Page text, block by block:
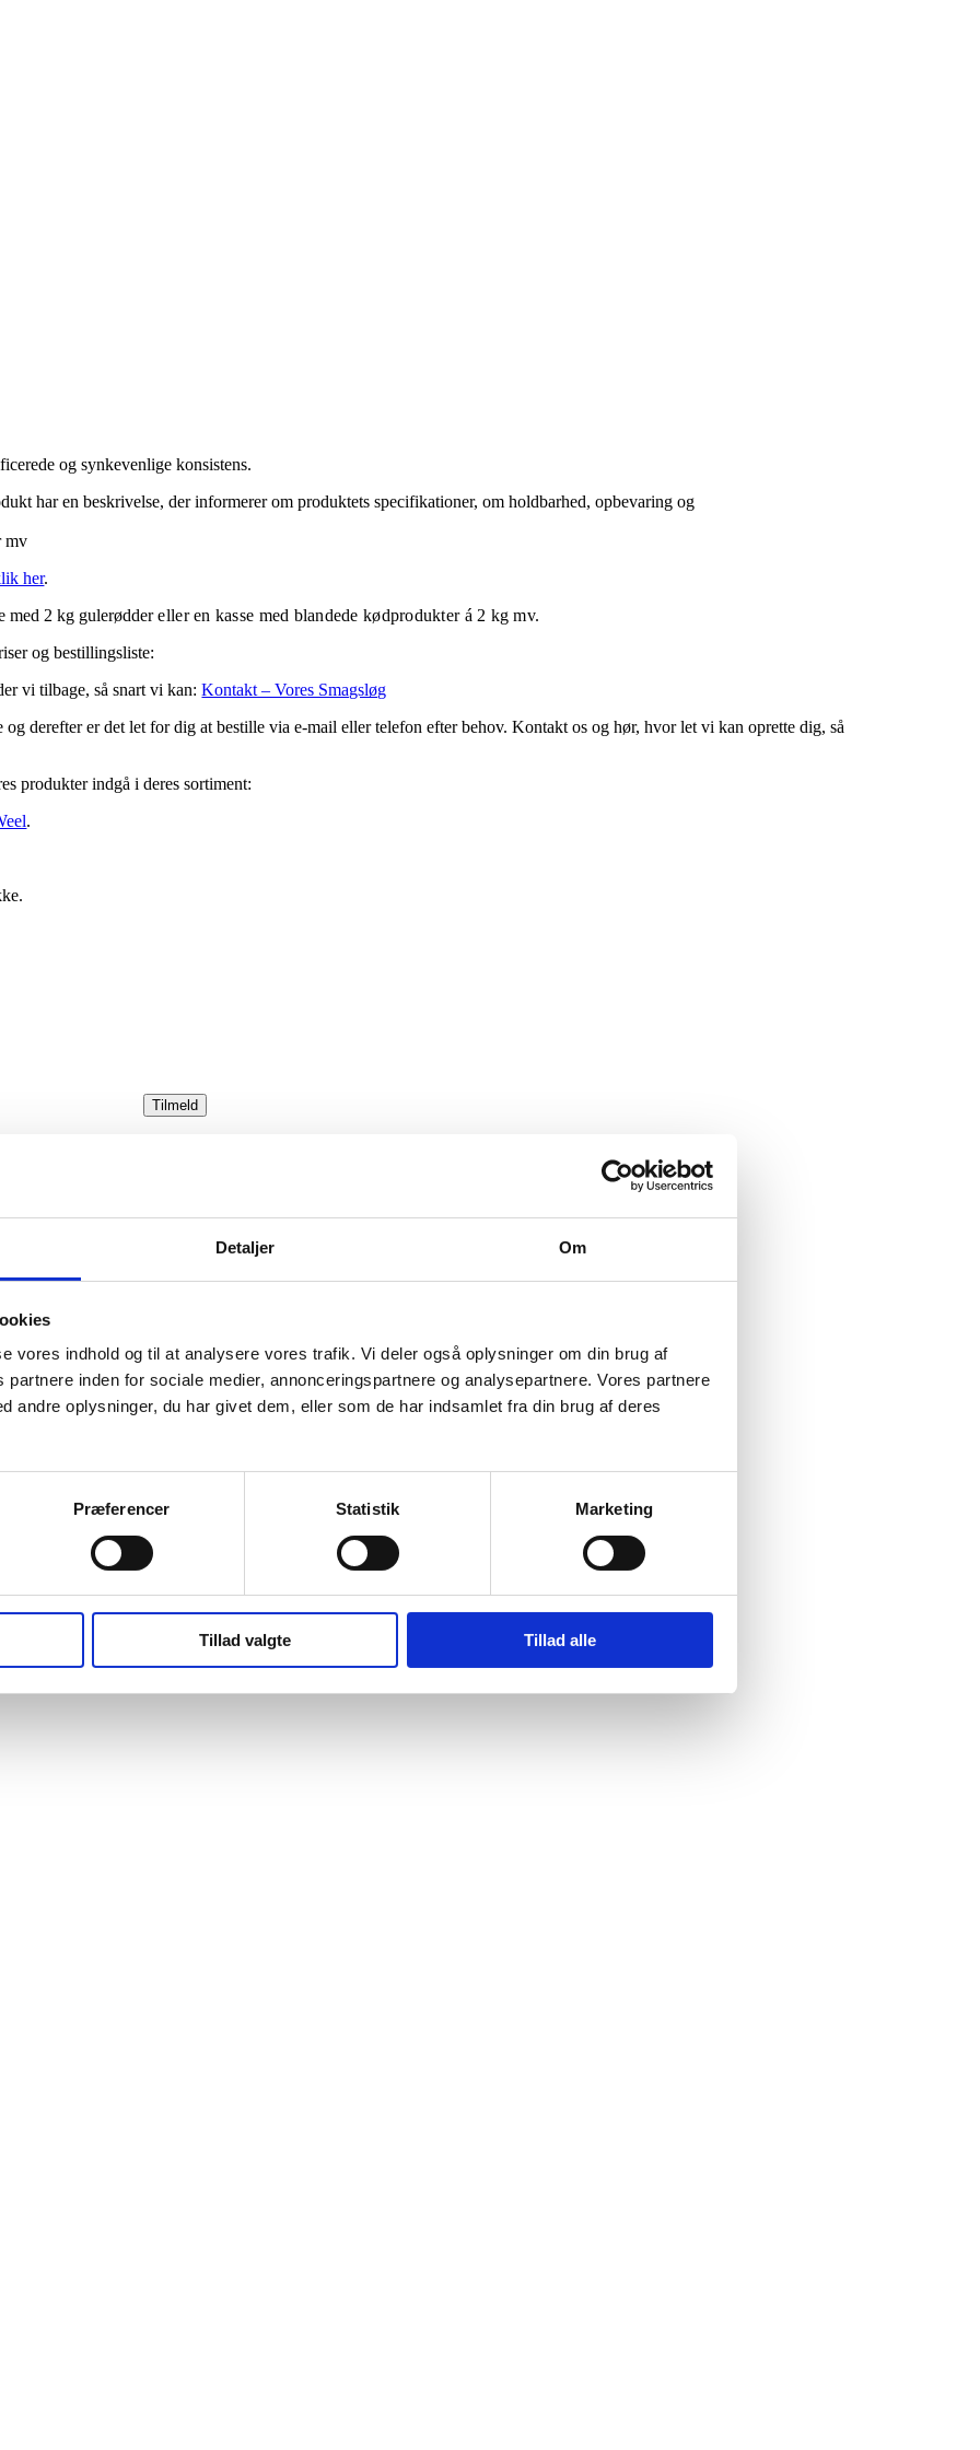
Detaljer Om
vores indhold og til at analysere vores trafik. Vi deler også oplysninger om din brug af
inden for sociale medier, annonceringspartnere og analysepartnere. Vores partnere
andre oplysninger, du har givet dem, eller som de har indsamlet fra din brug af deres
Præferencer Statistik Marketing
Tillad valgte Tillad alle
og synkevenlige konsistens.
har en beskrivelse, der informerer om produktets specifikationer, om holdbarhed, opbevaring og
mv
her.
med 2 kg gulerøddereller en kasse med blandede kødprodukter á 2 kg mv.
og bestillingsliste:
vi tilbage, så snart vi kan:Kontakt – Vores Smagsløg
derefter er det let for dig at bestille via e-mail eller telefon efter behov. Kontakt os og hør, hvor let vi kan oprette dig, så
produkter indgå i deres sortiment:
.
Tilmeld